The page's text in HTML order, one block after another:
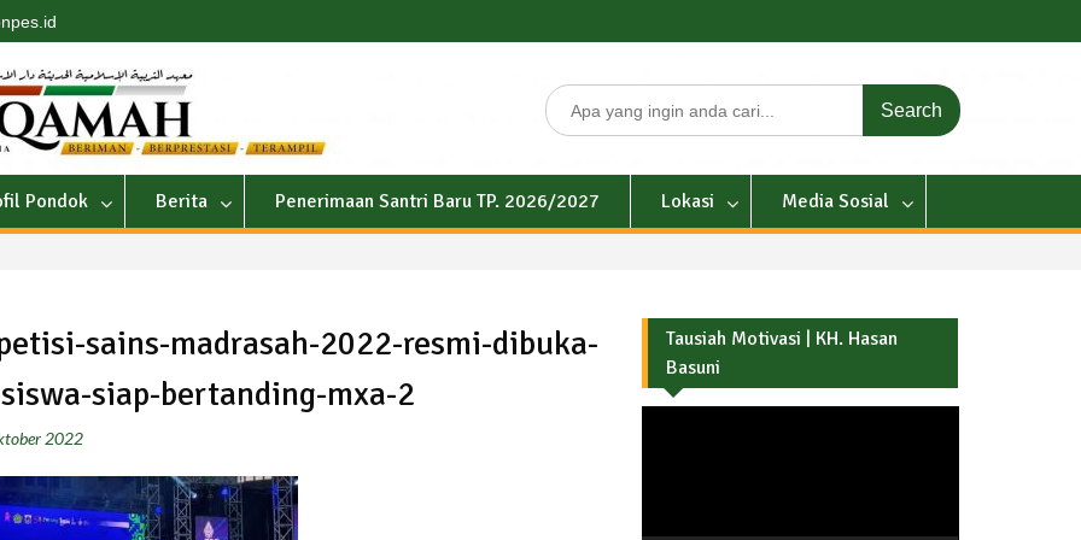
Search
for:
Pondok Berita Penerimaan Santri Baru TP. 2026/2027 Lokasi Media Sosial
sains-madrasah-2022-resmi-dibuka-
siap-bertanding-mxa-2
2022
Tausiah Motivasi | KH. Hasan
Basuni